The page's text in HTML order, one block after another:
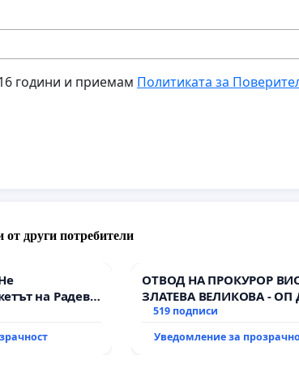
години и приемам Политиката за
други потребители
на Радев
и правата ни в
ОТВОД НА ПРОКУРОР
ЗЛАТЕВА ВЕЛИКОВА - ОП
519 подписи
Уведомление за